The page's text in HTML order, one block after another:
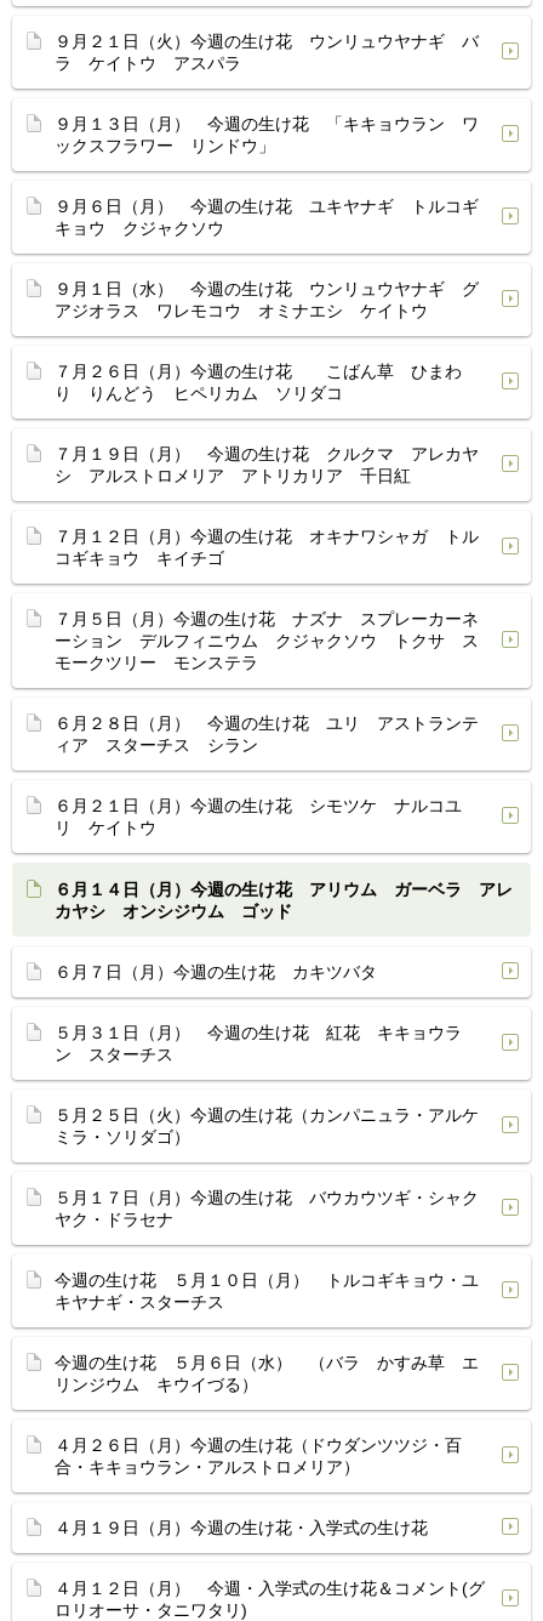
９月２１日（火）今週の生け花 ウンリュウヤナギ バ
ラ ケイトウ アスパラ
９月１３日（月） 今週の生け花 「キキョウラン ワ
ックスフラワー リンドウ」
９月６日（月） 今週の生け花 ユキヤナギ トルコギ
キョウ クジャクソウ
９月１日（水） 今週の生け花 ウンリュウヤナギ グ
アジオラス ワレモコウ オミナエシ ケイトウ
７月２６日（月）今週の生け花 こばん草 ひまわ
り りんどう ヒペリカム ソリダコ
７月１９日（月） 今週の生け花 クルクマ アレカヤ
シ アルストロメリア アトリカリア 千日紅
７月１２日（月）今週の生け花 オキナワシャガ トル
コギキョウ キイチゴ
７月５日（月）今週の生け花 ナズナ スプレーカーネ
ーション デルフィニウム クジャクソウ トクサ ス
モークツリー モンステラ
６月２８日（月） 今週の生け花 ユリ アストランテ
ィア スターチス シラン
６月２１日（月）今週の生け花 シモツケ ナルコユ
リ ケイトウ
６月１４日（月）今週の生け花 アリウム ガーベラ アレ
カヤシ オンシジウム ゴッド
６月７日（月）今週の生け花 カキツバタ
５月３１日（月） 今週の生け花 紅花 キキョウラ
ン スターチス
５月２５日（火）今週の生け花（カンパニュラ・アルケ
ミラ・ソリダゴ）
５月１７日（月）今週の生け花 バウカウツギ・シャク
ヤク・ドラセナ
今週の生け花 ５月１０日（月） トルコギキョウ・ユ
キヤナギ・スターチス
今週の生け花 ５月６日（水） （バラ かすみ草 エ
リンジウム キウイづる）
４月２６日（月）今週の生け花（ドウダンツツジ・百
合・キキョウラン・アルストロメリア）
４月１９日（月）今週の生け花・入学式の生け花
４月１２日（月） 今週・入学式の生け花＆コメント(グ
ロリオーサ・タニワタリ)